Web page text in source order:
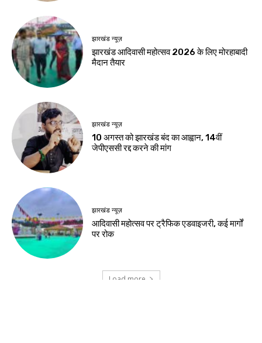
करियर
एआई में करियर बनाना है
तो ये 5 कोर्स हो सकते हैं
बेहतर विकल्प
Birsa Bhumi Live
नवीनतम लेख
एसआईआर के विशेष शिविरों का उपायुक्त ने किया
निरीक्षण